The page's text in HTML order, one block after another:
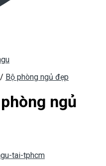
/ Bộ phòng ngủ đẹp
ngủ